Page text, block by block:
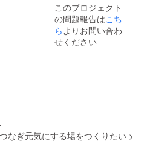
このプロジェクト
の問題報告はこち
ら よりお問い合わ
せください
なぎ元気にする場をつくりたい >